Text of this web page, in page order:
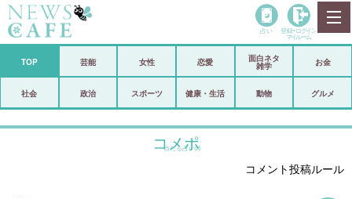
政治
スポーツ
当たる占い師
占い 登録• ログイン
マイルーム
TOP 芸能 女性 恋愛
面白ネタ
雑学
お金
社会 政治 スポーツ 健康・生活 動物 グルメ
コメポ
コメント投稿ルール